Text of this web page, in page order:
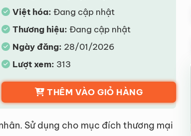
Việt hóa: Đang cập nhật
Thương hiệu: Đang cập nhật
Ngày đăng: 28/01/2026
Lượt xem: 313
THÊM VÀO GIỎ HÀNG
Sử dụng cho mục đích thương mại